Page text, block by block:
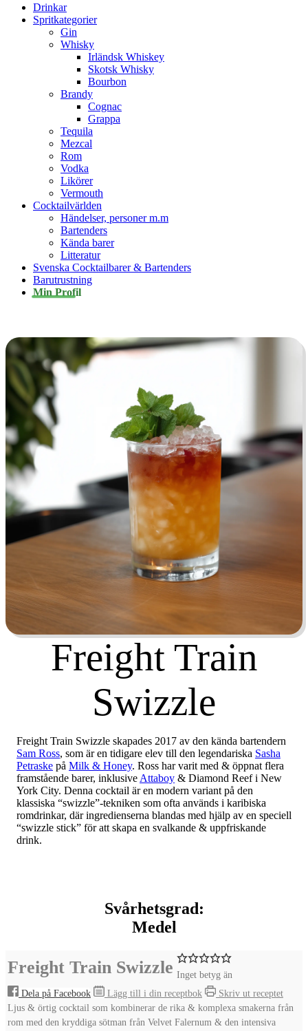
Drinkar
Spritkategorier
Gin
Whisky
Irländsk Whiskey
Skotsk Whisky
Bourbon
Brandy
Cognac
Grappa
Tequila
Mezcal
Rom
Vodka
Likörer
Vermouth
Cocktailvärlden
Händelser, personer m.m
Bartenders
Kända barer
Litteratur
Svenska Cocktailbarer & Bartenders
Barutrustning
Min Profil
Freight Train
Swizzle
Freight Train Swizzle skapades 2017 av den kända bartendern
Sam Ross, som är en tidigare elev till den legendariska Sasha
Petraske på Milk & Honey. Ross har varit med & öppnat flera
framstående barer, inklusive Attaboy & Diamond Reef i New
York City. Denna cocktail är en modern variant på den
klassiska “swizzle”-tekniken som ofta används i karibiska
romdrinkar, där ingredienserna blandas med hjälp av en speciell
“swizzle stick” för att skapa en svalkande & uppfriskande
drink.
Svårhetsgrad:
Medel
Freight Train Swizzle Inget betyg än
Dela på Facebook
Lägg till i din receptbok
Skriv ut receptet
Ljus & örtig cocktail som kombinerar de rika & komplexa smakerna från
rom med den kryddiga sötman från Velvet Falernum & den intensiva